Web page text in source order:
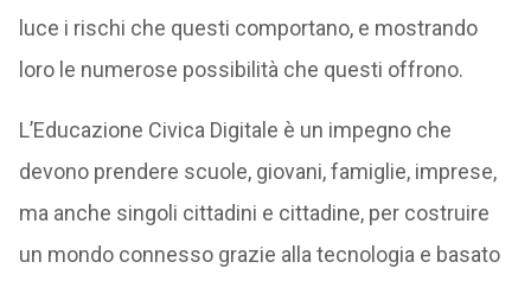
luce i rischi che questi comportano, e mostrando
loro le numerose possibilità che questi offrono.
L’Educazione Civica Digitale è un impegno che
devono prendere scuole, giovani, famiglie, imprese,
ma anche singoli cittadini e cittadine, per costruire
un mondo connesso grazie alla tecnologia e basato